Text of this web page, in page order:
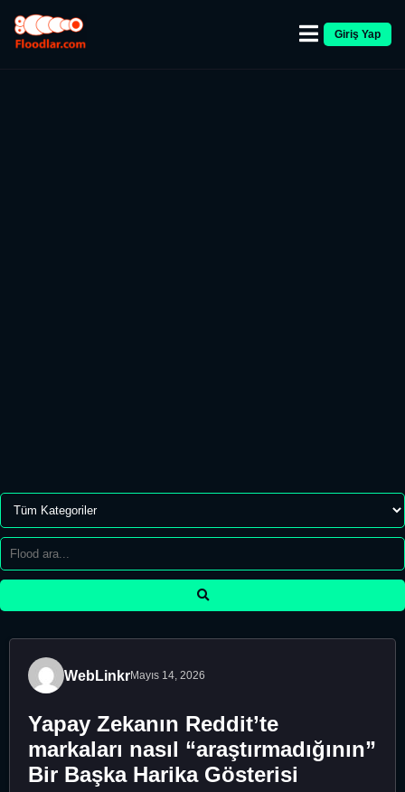
Giriş Yap
WebLinkrMayıs 14, 2026
Yapay Zekanın Reddit’te
markaları nasıl “araştırmadığının”
Bir Başka Harika Gösterisi